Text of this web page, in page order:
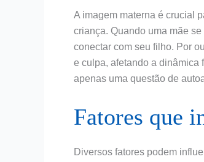
A imagem materna é crucial
criança. Quando uma mãe
conectar com seu filho. Por
e culpa, afetando a dinâmica
apenas uma questão de
Fatores que
Diversos fatores podem